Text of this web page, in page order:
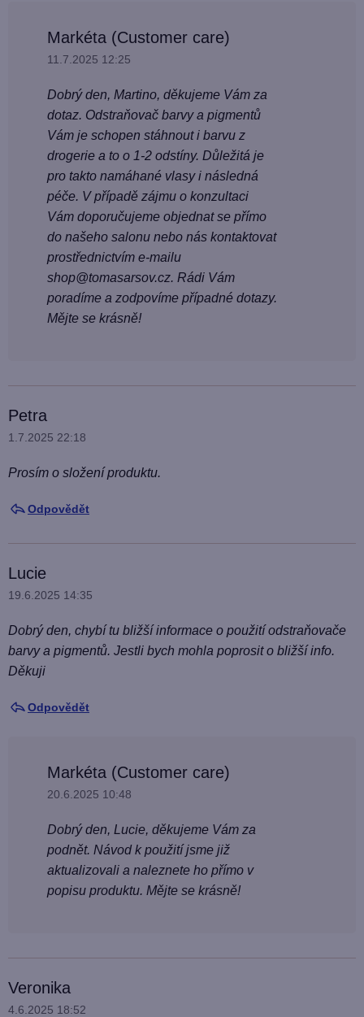
Markéta (Customer care)
11.7.2025 12:25
Dobrý den, Martino, děkujeme Vám za
dotaz. Odstraňovač barvy a pigmentů
Vám je schopen stáhnout i barvu z
drogerie a to o 1-2 odstíny. Důležitá je
pro takto namáhané vlasy i následná
péče. V případě zájmu o konzultaci
Vám doporučujeme objednat se přímo
do našeho salonu nebo nás kontaktovat
prostřednictvím e-mailu
shop@tomasarsov.cz. Rádi Vám
poradíme a zodpovíme případné dotazy.
Mějte se krásně!
Petra
1.7.2025 22:18
Prosím o složení produktu.
Odpovědět
Lucie
19.6.2025 14:35
Dobrý den, chybí tu bližší informace o použití odstraňovače
barvy a pigmentů. Jestli bych mohla poprosit o bližší info.
Děkuji
Odpovědět
Markéta (Customer care)
20.6.2025 10:48
Dobrý den, Lucie, děkujeme Vám za
podnět. Návod k použití jsme již
aktualizovali a naleznete ho přímo v
popisu produktu. Mějte se krásně!
Veronika
4.6.2025 18:52